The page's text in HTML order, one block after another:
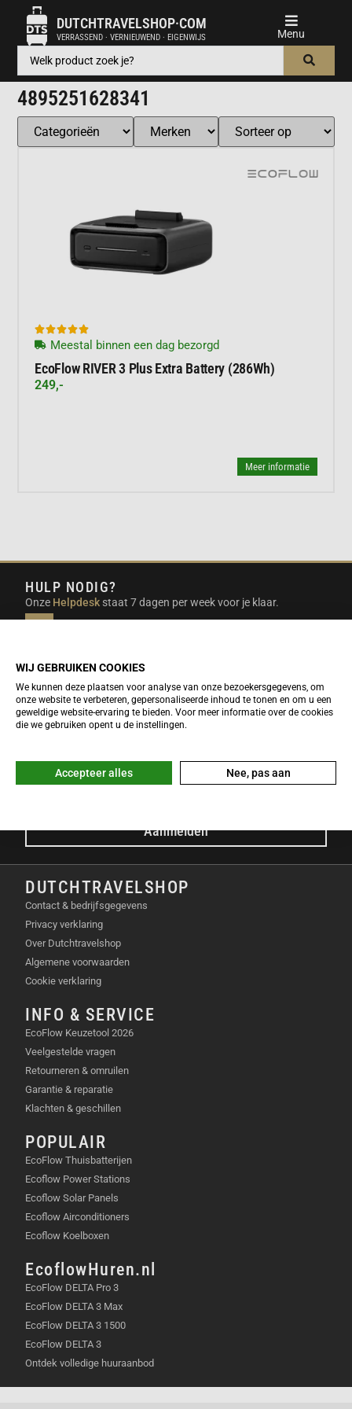
DUTCHTRAVELSHOP·COM
VERRASSEND · VERNIEUWEND · EIGENWIJS
4895251628341

Meestal binnen een dag bezorgd
EcoFlow RIVER 3 Plus Extra Battery (286Wh)
249,-
Meer informatie
HULP NODIG?
Onze Helpdesk staat 7 dagen per week voor je klaar.
beantwoorden.
NIEUWSBRIEF
Meld je nu gratis aan voor de DTS-Nieuwsbrief en ontvang het
E-mailadres
Aanmelden
DUTCHTRAVELSHOP
Contact & bedrijfsgegevens
Privacy verklaring
Over Dutchtravelshop
Algemene voorwaarden
Cookie verklaring
INFO & SERVICE
EcoFlow Keuzetool 2026
Veelgestelde vragen
Retourneren & omruilen
Garantie & reparatie
Klachten & geschillen
POPULAIR
EcoFlow Thuisbatterijen
Ecoflow Power Stations
Ecoflow Solar Panels
Ecoflow Airconditioners
Ecoflow Koelboxen
EcoflowHuren.nl
EcoFlow DELTA Pro 3
EcoFlow DELTA 3 Max
EcoFlow DELTA 3 1500
EcoFlow DELTA 3
Ontdek volledige huuraanbod
WIJ GEBRUIKEN COOKIES
We kunnen deze plaatsen voor analyse van onze bezoekersgegevens, om
onze website te verbeteren, gepersonaliseerde inhoud te tonen en om u een
geweldige website-ervaring te bieden. Voor meer informatie over de cookies
die we gebruiken opent u de instellingen.
Accepteer alles Nee, pas aan